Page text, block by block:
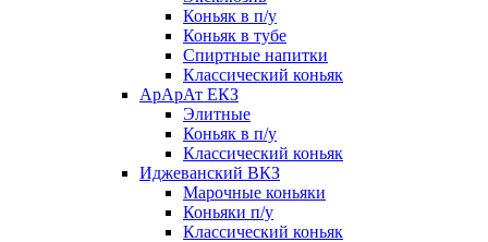
Коньяк в п/у
Коньяк в тубе
Спиртные напитки
Классический коньяк
АрАрАт ЕКЗ
Элитные
Коньяк в п/у
Классический коньяк
Иджеванский ВКЗ
Марочные коньяки
Коньяки п/у
Классический коньяк